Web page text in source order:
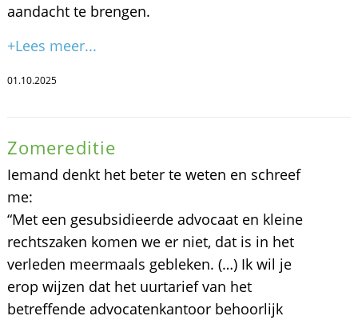
aandacht te brengen.
+Lees meer...
01.10.2025
Zomereditie
Iemand denkt het beter te weten en schreef
me:
“Met een gesubsidieerde advocaat en kleine
rechtszaken komen we er niet, dat is in het
verleden meermaals gebleken. (…) Ik wil je
erop wijzen dat het uurtarief van het
betreffende advocatenkantoor behoorlijk